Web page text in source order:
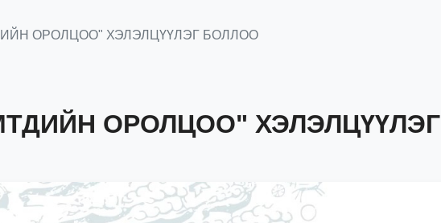
ОРОЛЦОО" ХЭЛЭЛЦҮҮЛЭГ БОЛЛОО
ОРОЛЦОО" ХЭЛЭЛЦҮҮЛЭГ